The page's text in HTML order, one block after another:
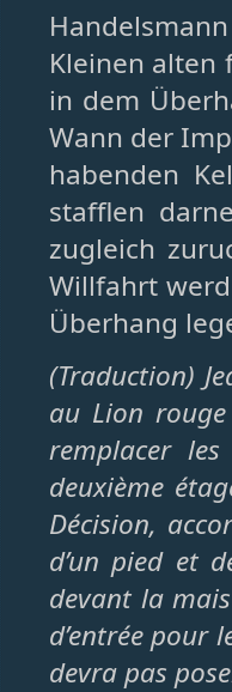
Kleinen alten
in dem
Wann der
habenden
stafflen
zugleich
Willfahrt
Überhang
(Traduction)
au Lion
remplacer
deuxième
Décision,
d’un pied et
devant la
d’entrée pour
devra pas